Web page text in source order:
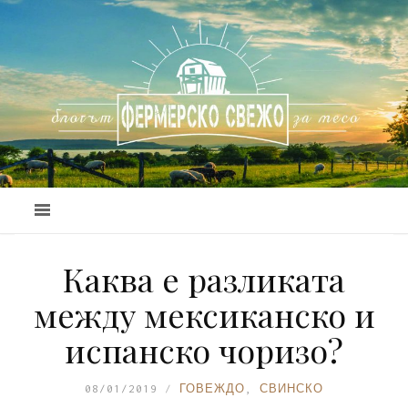
Каква е разликата
между мексиканско и
испанско чоризо?
08/01/2019 ГОВЕЖДО СВИНСКО